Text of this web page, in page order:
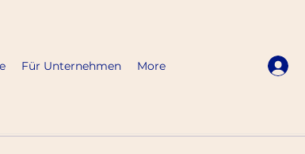
Für Unternehmen More